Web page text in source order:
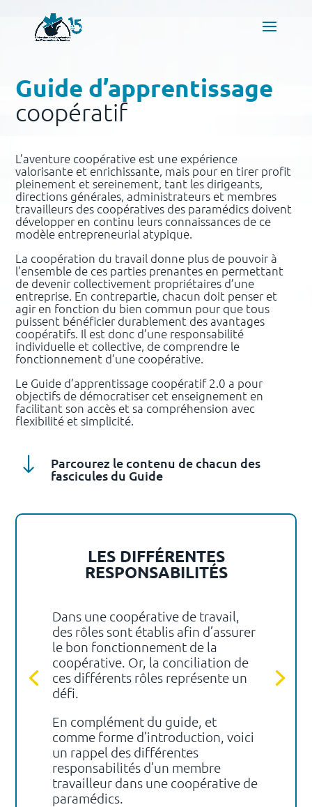
Guide d’apprentissage
coopératif
L’aventure coopérative est une expérience
valorisante et enrichissante, mais pour en tirer profit
pleinement et sereinement, tant les dirigeants,
directions générales, administrateurs et membres
travailleurs des coopératives des paramédics doivent
développer en continu leurs connaissances de ce
modèle entrepreneurial atypique.
La coopération du travail donne plus de pouvoir à
l’ensemble de ces parties prenantes en permettant
de devenir collectivement propriétaires d’une
entreprise. En contrepartie, chacun doit penser et
agir en fonction du bien commun pour que tous
puissent bénéficier durablement des avantages
coopératifs. Il est donc d’une responsabilité
individuelle et collective, de comprendre le
fonctionnement d’une coopérative.
Le Guide d’apprentissage coopératif 2.0 a pour
objectifs de démocratiser cet enseignement en
facilitant son accès et sa compréhension avec
flexibilité et simplicité.
" Parcourez le contenu de chacun des
fascicules du Guide
LES DIFFÉRENTES
RESPONSABILITÉS
Dans une coopérative de travail,
des rôles sont établis afin d’assurer
le bon fonctionnement de la
coopérative. Or, la conciliation de
ces différents rôles représente un
défi.
En complément du guide, et
comme forme d’introduction, voici
un rappel des différentes
responsabilités d’un membre
travailleur dans une coopérative de
paramédics.